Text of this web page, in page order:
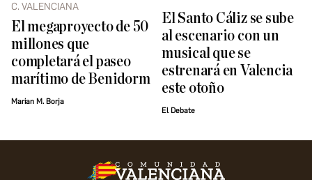
C. VALENCIANA
El megaproyecto de 50
millones que
completará el paseo
marítimo de Benidorm
Marian M. Borja
El Santo Cáliz se sube
al escenario con un
musical que se
estrenará en Valencia
este otoño
El Debate